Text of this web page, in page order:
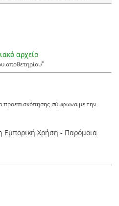
αρχείο
αποθετηρίου*
προεπισκόπησης σύμφωνα με την
Χρήση - Παρόμοια